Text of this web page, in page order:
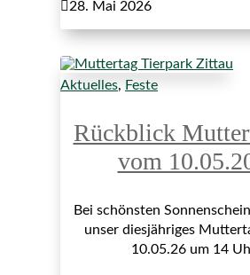
28. Mai 2026
Aktuelles, Feste
Rückblick
vom
Bei schönsten
unser diesjähriges
10.05.26 um 14